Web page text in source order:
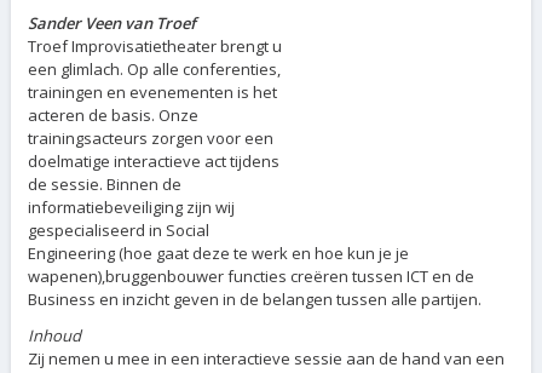
Sander Veen van Troef
Troef Improvisatietheater brengt u
een glimlach. Op alle conferenties,
trainingen en evenementen is het
acteren de basis. Onze
trainingsacteurs zorgen voor een
doelmatige interactieve act tijdens
de sessie. Binnen de
informatiebeveiliging zijn wij
gespecialiseerd in Social
Engineering (hoe gaat deze te werk en hoe kun je je
wapenen),bruggenbouwer functies creëren tussen ICT en de
Business en inzicht geven in de belangen tussen alle partijen.
Inhoud
Zij nemen u mee in een interactieve sessie aan de hand van een